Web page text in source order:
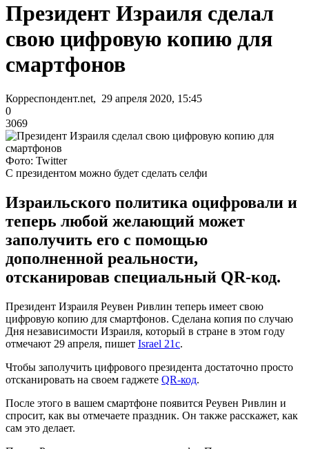
Президент Израиля сделал
свою цифровую копию для
смартфонов
Корреспондент.net, 29 апреля 2020, 15:45
0
3069
Фото: Twitter
С президентом можно будет сделать селфи
Израильского политика оцифровали и
теперь любой желающий может
заполучить его с помощью
дополненной реальности,
отсканировав специальный QR-код.
Президент Израиля Реувен Ривлин теперь имеет свою
цифровую копию для смартфонов. Сделана копия по случаю
Дня независимости Израиля, который в стране в этом году
отмечают 29 апреля, пишет Israel 21c.
Чтобы заполучить цифрового президента достаточно просто
отсканировать на своем гаджете QR-код.
После этого в вашем смартфоне появится Реувен Ривлин и
спросит, как вы отмечаете праздник. Он также расскажет, как
сам это делает.